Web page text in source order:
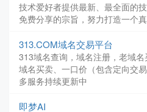
技术爱好者提供最新、最全面的
免费分享的宗旨，努力打造一个
313.COM域名交易平台
313域名查询，域名注册，老域名
域名买卖、一口价（包含定向交
多服务持续更新中
即梦AI